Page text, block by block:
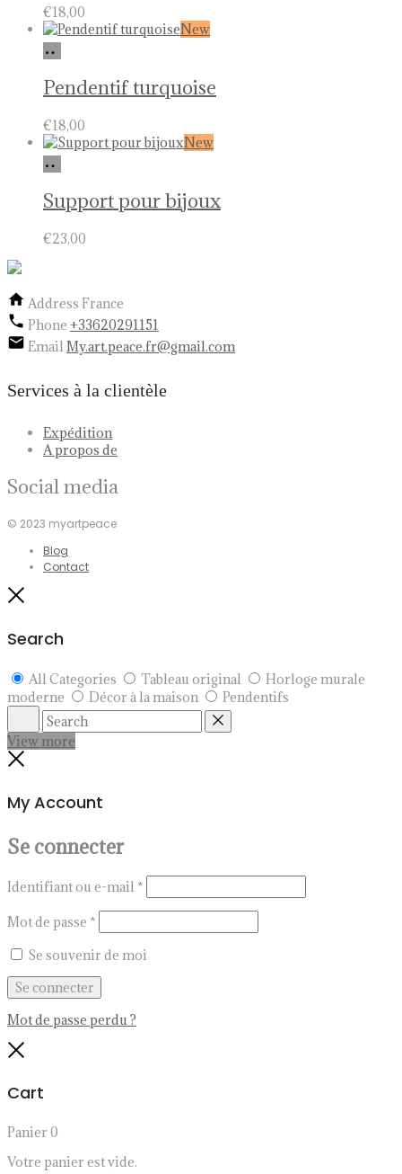
€18,00
New
Ajouter
au
panier
Pendentif turquoise
€18,00
New
Ajouter
au
panier
Support pour bijoux
€23,00
Address France
Phone +33620291151
Email My.art.peace.fr@gmail.com
Services à la clientèle
Expédition
A propos de
Social media
© 2023 myartpeace
Blog
Contact
Search
All Categories Tableau original
Horloge murale
moderne
Décor à la maison Pendentifs
Search Reset
View more
My Account
Se connecter
Identifiant ou e-mail *
Mot de passe *
Se souvenir de moi
Se connecter
Mot de passe perdu ?
Cart
Panier 0
Votre panier est vide.